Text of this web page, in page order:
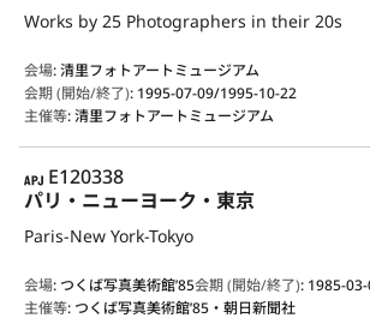
Works by 25 Photographers in their 20s
会場:清里フォトアートミュージアム
会期 (開始/終了): 1995-07-09/1995-10-22
主催等:清里フォトアートミュージアム
APJ
E120338
パリ・ニューヨーク・東京
Paris-New York-Tokyo
会場: つくば写真美術館’85会期 (開始/終了): 1985-
主催等: つくば写真美術館’85・朝日新聞社